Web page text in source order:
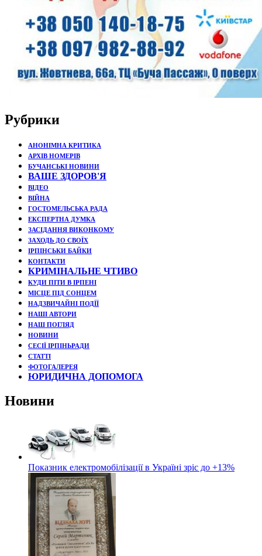
Рубрики
АНОНІМНА КРИТИКА
АРХІВ НОМЕРІВ
БУЧАНСЬКІ НОВИНИ
ВАШЕ ЗДОРОВ'Я
ВІДЕО
ВІЙНА
ГОСТОМЕЛЬСЬКА РАДА
ЕКСПЕРТНА ДУМКА
ЗАСІДАННЯ ВИКОНКОМУ
ЗАХОДЬ ДО СВОЇХ
ІРПІНСЬКИ БАЙКИ
КОНТАКТИ
КРИМІНАЛЬНЕ ЧТИВО
КУДИ ПІТИ В ІРПЕНІ
МІСЦЕ ПІД СОНЦЕМ
НАДЗВИЧАЙНІ ПОДЇЇ
НАШІ АВТОРИ
НАШ ПОГЛЯД
НОВИНИ
СЕСІЇ ІРПІНЬРАДИ
СТАТТІ
ФОТОГАЛЕРЕЯ
ЮРИДИЧНА ДОПОМОГА
Новини
Показник електромобілізації в Україні зріс до +13%